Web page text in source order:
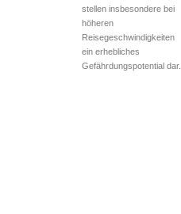
stellen insbesondere bei
höheren
Reisegeschwindigkeiten
ein erhebliches
Gefährdungspotential dar.